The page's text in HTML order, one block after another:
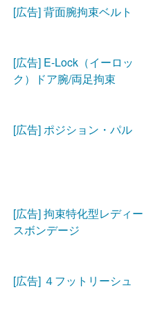
[広告] 背面腕拘束ベルト
[広告] E-Lock（イーロッ
ク）ドア腕/両足拘束
[広告] ポジション・パル
[広告] 拘束特化型レディー
スボンデージ
[広告] ４フットリーシュ